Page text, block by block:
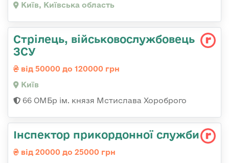
Київ, Київська область
Стрілець, військовослужбовець
ЗСУ
від 50000 до 120000 грн
Київ
66 ОМБр ім. князя Мстислава Хороброго
Інспектор прикордонної служби
від 20000 до 25000 грн